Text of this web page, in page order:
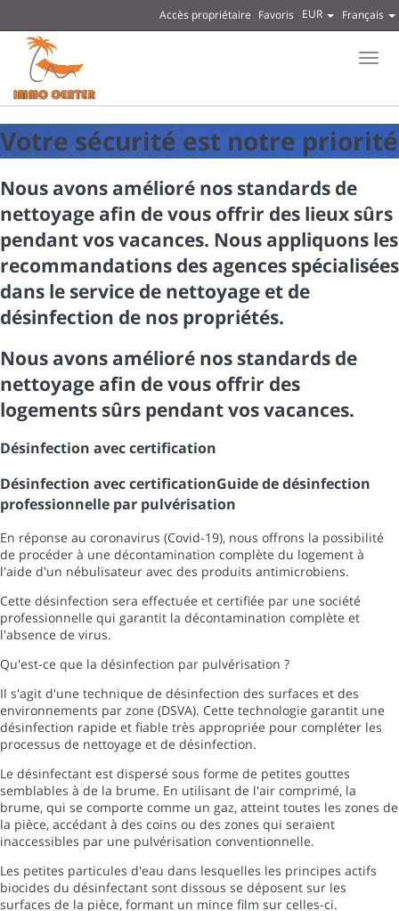
Français
EUR
Favoris
Accès propriétaire
Votre sécurité est notre priorité
Nous avons amélioré nos standards de
nettoyage afin de vous offrir des lieux sûrs
pendant vos vacances. Nous appliquons les
recommandations des agences spécialisées
dans le service de nettoyage et de
désinfection de nos propriétés.
Nous avons amélioré nos standards de
nettoyage afin de vous offrir des
logements sûrs pendant vos vacances.
Désinfection avec certification
Désinfection avec certificationGuide de désinfection
professionnelle par pulvérisation
En réponse au coronavirus (Covid-19), nous offrons la possibilité
de procéder à une décontamination complète du logement à
l'aide d'un nébulisateur avec des produits antimicrobiens.
Cette désinfection sera effectuée et certifiée par une société
professionnelle qui garantit la décontamination complète et
l'absence de virus.
Qu'est-ce que la désinfection par pulvérisation ?
Il s'agit d'une technique de désinfection des surfaces et des
environnements par zone (DSVA). Cette technologie garantit une
désinfection rapide et fiable très appropriée pour compléter les
processus de nettoyage et de désinfection.
Le désinfectant est dispersé sous forme de petites gouttes
semblables à de la brume. En utilisant de l'air comprimé, la
brume, qui se comporte comme un gaz, atteint toutes les zones de
la pièce, accédant à des coins ou des zones qui seraient
inaccessibles par une pulvérisation conventionnelle.
Les petites particules d'eau dans lesquelles les principes actifs
biocides du désinfectant sont dissous se déposent sur les
surfaces de la pièce, formant un mince film sur celles-ci.